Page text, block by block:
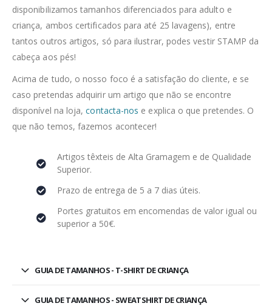
disponibilizamos tamanhos diferenciados para adulto e
criança, ambos certificados para até 25 lavagens), entre
tantos outros artigos, só para ilustrar, podes vestir STAMP da
cabeça aos pés!
Acima de tudo, o nosso foco é a satisfação do cliente, e se
caso pretendas adquirir um artigo que não se encontre
disponível na loja,contacta-nos e explica o que pretendes. O
que não temos, fazemos acontecer!
Artigos têxteis de Alta Gramagem e de Qualidade
Superior.
Prazo de entrega de 5 a 7 dias úteis.
Portes gratuitos em encomendas de valor igual ou
superior a 50€.
GUIA DE TAMANHOS - T-SHIRT DE CRIANÇA
GUIA DE TAMANHOS - SWEATSHIRT DE CRIANÇA